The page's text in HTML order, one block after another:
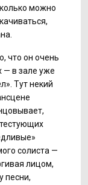
можно
что он очень
— в зале уже
Тут некий
солиста —
лицом,
песни,